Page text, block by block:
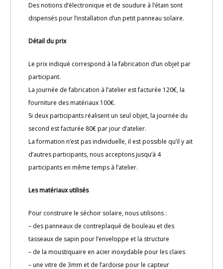
Des notions d’électronique et de soudure à l’étain sont
dispensés pour l’installation d’un petit panneau solaire.
Détail du prix
Le prix indiqué correspond à la fabrication d’un objet par
participant.
La journée de fabrication à l’atelier est facturée 120€, la
fourniture des matériaux 100€.
Si deux participants réalisent un seul objet, la journée du
second est facturée 80€ par jour d’atelier.
La formation n’est pas individuelle, il est possible qu’il y ait
d’autres participants, nous acceptons jusqu’à 4
participants en même temps à l’atelier.
Les matériaux utilisés
Pour construire le séchoir solaire, nous utilisons :
– des panneaux de contreplaqué de bouleau et des
tasseaux de sapin pour l’enveloppe et la structure
– de la moustiquaire en acier inoxydable pour les claies
– une vitre de 3mm et de l’ardoise pour le capteur